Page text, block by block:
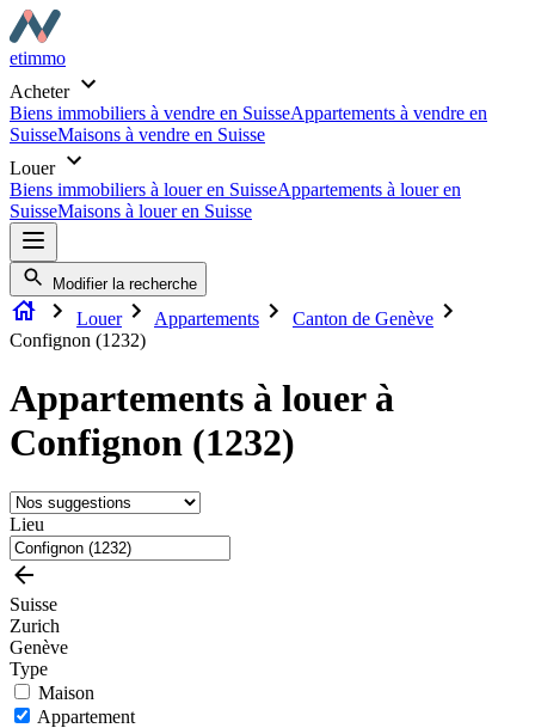
etimmo
Acheter
Biens immobiliers à vendre en SuisseAppartements à vendre en
SuisseMaisons à vendre en Suisse
Louer
Biens immobiliers à louer en SuisseAppartements à louer en
SuisseMaisons à louer en Suisse
Modifier la recherche
Louer Appartements
Canton de Genève
Confignon (1232)
Appartements à louer à
Confignon (1232)
Lieu
Suisse
Zurich
Genève
Type
Maison
Appartement